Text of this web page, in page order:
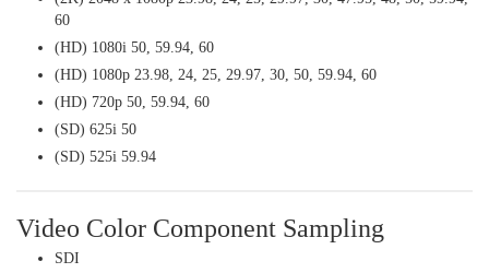
60
(HD) 1080i 50, 59.94, 60
(HD) 1080p 23.98, 24, 25, 29.97, 30, 50, 59.94, 60
(HD) 720p 50, 59.94, 60
(SD) 625i 50
(SD) 525i 59.94
Video Color Component Sampling
SDI